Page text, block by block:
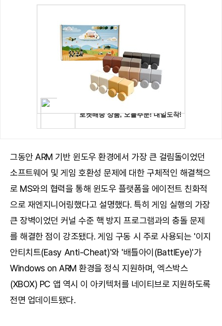
그동안 ARM 기반 윈도우 환경에서 가장 큰 걸림돌이었던
소프트웨어 및 게임 호환성 문제에 대한 구체적인 해결책으
로 MS와의 협력을 통해 윈도우 플랫폼을 에이전트 친화적
으로 재엔지니어링했다고 설명했다. 특히 게임 실행의 가장
큰 장벽이었던 커널 수준 핵 방지 프로그램과의 충돌 문제
를 해결한 점이 강조됐다. 게임 구동 시 주로 사용되는 '이지
안티치트(Easy Anti-Cheat)'와 '배틀아이(BattlEye)'가
Windows on ARM 환경을 정식 지원하며, 엑스박스
(XBOX) PC 앱 역시 이 아키텍처를 네이티브로 지원하도록
전면 업데이트됐다.